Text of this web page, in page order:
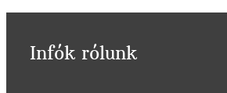
Infók rólunk